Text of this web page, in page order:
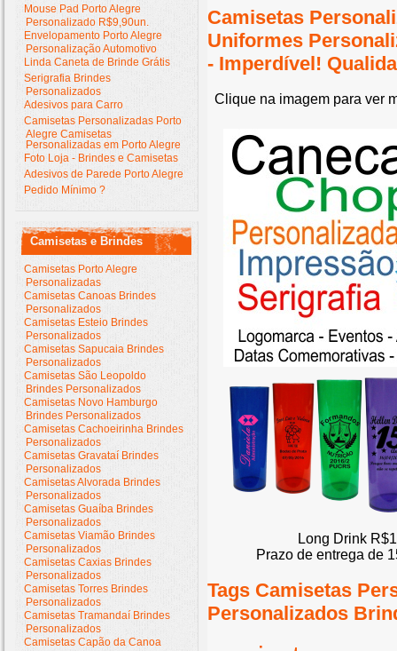
Mouse Pad Porto Alegre
Personalizado R$9,90un.
Envelopamento Porto Alegre
Personalização Automotivo
Linda Caneta de Brinde Grátis
Serigrafia Brindes
Personalizados
Adesivos para Carro
Camisetas Personalizadas Porto
Alegre Camisetas
Personalizadas em Porto Alegre
Foto Loja - Brindes e Camisetas
Adesivos de Parede Porto Alegre
Pedido Mínimo ?
Camisetas e Brindes
Camisetas Porto Alegre
Personalizadas
Camisetas Canoas Brindes
Personalizados
Camisetas Esteio Brindes
Personalizados
Camisetas Sapucaia Brindes
Personalizados
Camisetas São Leopoldo
Brindes Personalizados
Camisetas Novo Hamburgo
Brindes Personalizados
Camisetas Cachoeirinha Brindes
Personalizados
Camisetas Gravataí Brindes
Personalizados
Camisetas Alvorada Brindes
Personalizados
Camisetas Guaíba Brindes
Personalizados
Camisetas Viamão Brindes
Personalizados
Camisetas Caxias Brindes
Personalizados
Camisetas Torres Brindes
Personalizados
Camisetas Tramandaí Brindes
Personalizados
Camisetas Capão da Canoa
Camisetas
Uniformes
- Imperdível!
Clique na imagem para ver
Long Drink
Prazo de entrega de
Tags Camisetas
Personalizados